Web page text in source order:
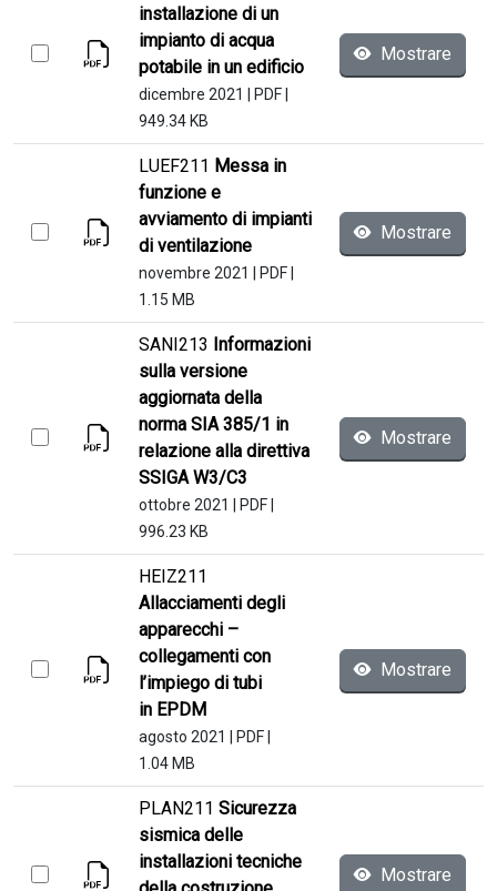
installazione di un
impianto di acqua
potabile in un edificio
dicembre 2021 PDF
949.34 KB
Mostrare
LUEF211 Messa in
funzione e
avviamento di impianti
di ventilazione
novembre 2021 PDF
1.15 MB
Mostrare
SANI213 Informazioni
sulla versione
aggiornata della
norma SIA 385/1 in
relazione alla direttiva
SSIGA W3/C3
ottobre 2021 PDF
996.23 KB
Mostrare
HEIZ211
Allacciamenti degli
apparecchi –
collegamenti con
l’impiego di tubi
in EPDM
agosto 2021 PDF
1.04 MB
Mostrare
PLAN211 Sicurezza
sismica delle
installazioni tecniche
Mostrare